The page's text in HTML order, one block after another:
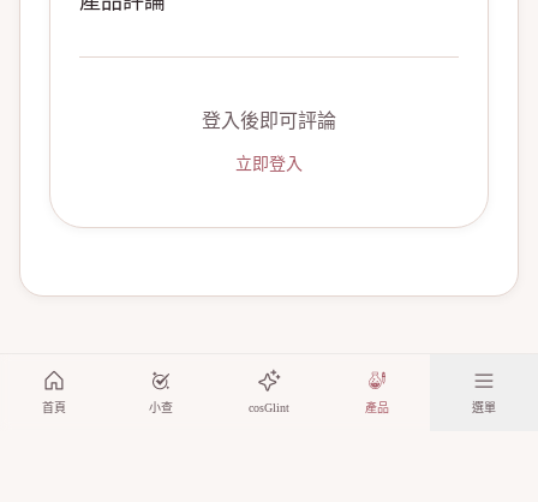
登入後即可評論
立即登入
首頁 小查 cosGlint 產品 選單